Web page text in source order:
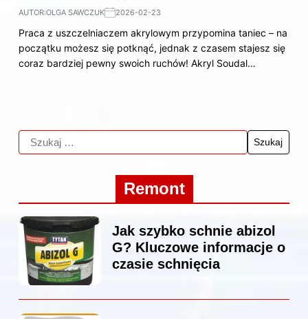
AUTOR:OLGA SAWCZUK 2026-02-23
Praca z uszczelniaczem akrylowym przypomina taniec – na
początku możesz się potknąć, jednak z czasem stajesz się
coraz bardziej pewny swoich ruchów! Akryl Soudal…
Remont
Jak szybko schnie abizol
G? Kluczowe informacje o
czasie schnięcia